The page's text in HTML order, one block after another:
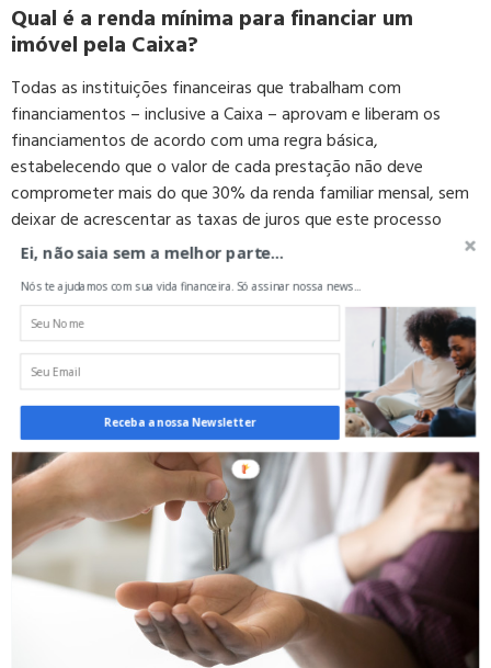
Qual é a renda mínima para financiar um
imóvel pela Caixa?
Todas as instituições financeiras que trabalham com
financiamentos – inclusive a Caixa – aprovam e liberam os
financiamentos de acordo com uma regra básica,
estabelecendo que o valor de cada prestação não deve
comprometer mais do que 30% da renda familiar mensal, sem
deixar de acrescentar as taxas de juros que este processo
envolve, definindo.
A partir disso, a Caixa irá definir a renda mínima necessária para
financiar um imóvel.
Ei, não saia sem a melhor parte...
Nós te ajudamos com sua vida financeira. Só assinar nossa news...
Receba a nossa Newsletter